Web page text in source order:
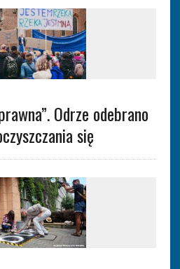
Odrze odebrano
się